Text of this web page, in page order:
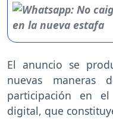
El anuncio se
nuevas maneras
participación en
digital, que